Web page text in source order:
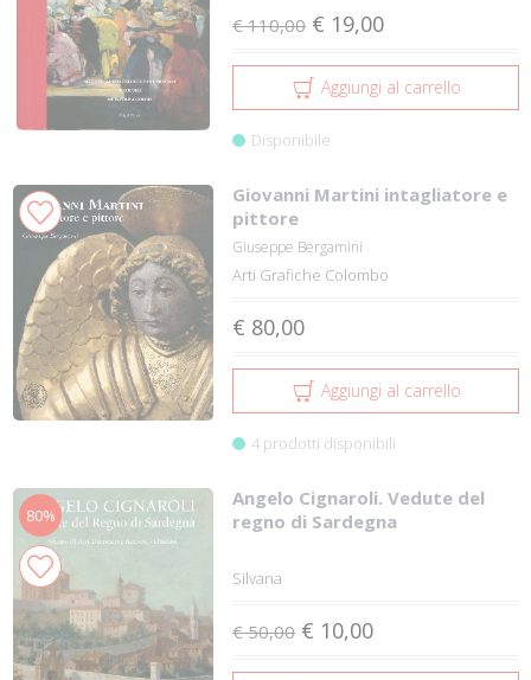
€ 110,00 € 19,00
Aggiungi al carrello
Disponibile
Giovanni Martini intagliatore e
pittore
Giuseppe Bergamini
Arti Grafiche Colombo
€ 80,00
Aggiungi al carrello
4 prodotti disponibili
80%
Angelo Cignaroli. Vedute del
regno di Sardegna
Silvana
€ 50,00 € 10,00